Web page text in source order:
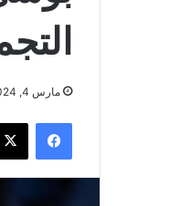
مارس 4, 2024